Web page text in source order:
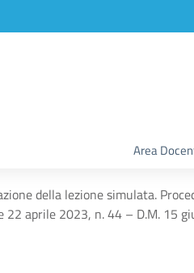
Area
della lezione simulata.
22 aprile 2023, n. 44 – D.M. 15